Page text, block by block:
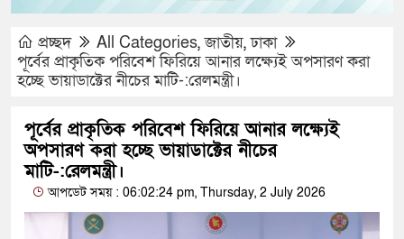
প্রচ্ছদ All Categories,জাতীয়,ঢাকা
পূর্বের প্রাকৃতিক পরিবেশ ফিরিয়ে আনার লক্ষ্যেই অপসারণ করা
হচ্ছে ভায়াডাক্টের নীচের মাটি-:রেলমন্ত্রী।
পূর্বের প্রাকৃতিক পরিবেশ ফিরিয়ে আনার লক্ষ্যেই
অপসারণ করা হচ্ছে ভায়াডাক্টের নীচের
মাটি-:রেলমন্ত্রী।
আপডেট সময় : 06:02:24 pm, Thursday, 2 July 2026